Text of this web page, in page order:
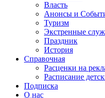
Власть
Анонсы и
Туризм
Экстренные
Праздник
История
Справочная
Расценки на
Расписание
Подписка
О нас